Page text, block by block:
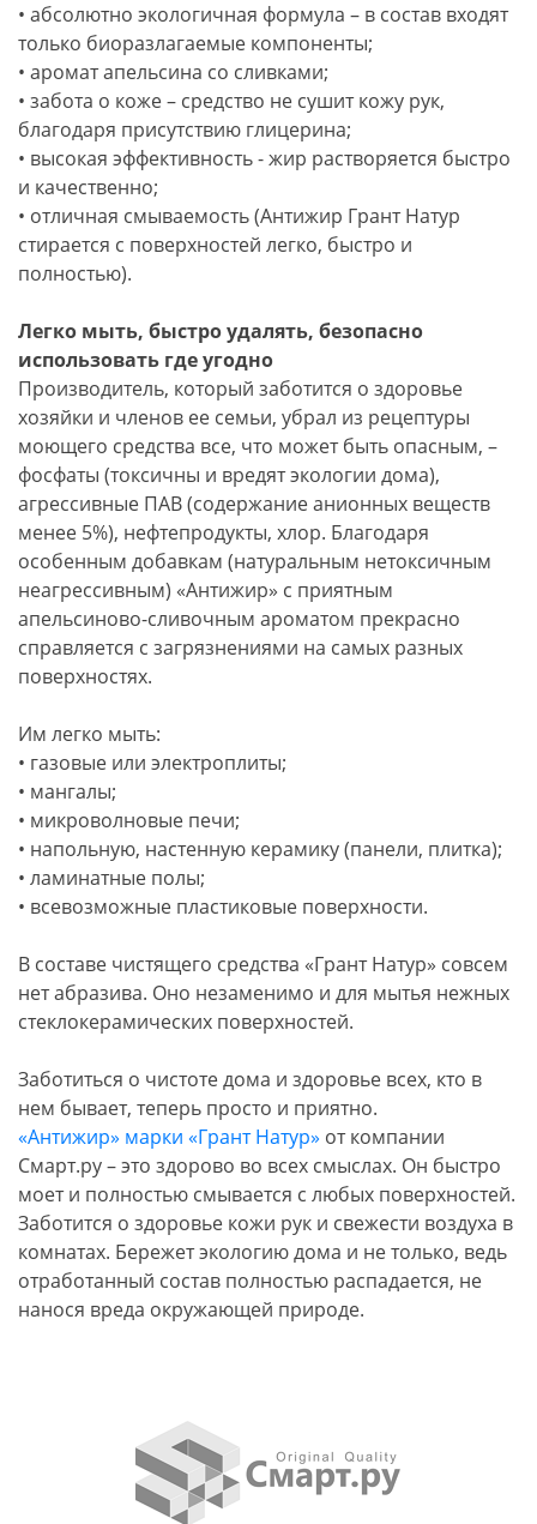
• абсолютно экологичная формула – в состав входят
только биоразлагаемые компоненты;
• аромат апельсина со сливками;
• забота о коже – средство не сушит кожу рук,
благодаря присутствию глицерина;
• высокая эффективность - жир растворяется быстро
и качественно;
• отличная смываемость (Антижир Грант Натур
стирается с поверхностей легко, быстро и
полностью).
Легко мыть, быстро удалять, безопасно
использовать где угодно
Производитель, который заботится о здоровье
хозяйки и членов ее семьи, убрал из рецептуры
моющего средства все, что может быть опасным, –
фосфаты (токсичны и вредят экологии дома),
агрессивные ПАВ (содержание анионных веществ
менее 5%), нефтепродукты, хлор. Благодаря
особенным добавкам (натуральным нетоксичным
неагрессивным) «Антижир» с приятным
апельсиново-сливочным ароматом прекрасно
справляется с загрязнениями на самых разных
поверхностях.
Им легко мыть:
• газовые или электроплиты;
• мангалы;
• микроволновые печи;
• напольную, настенную керамику (панели, плитка);
• ламинатные полы;
• всевозможные пластиковые поверхности.
В составе чистящего средства «Грант Натур» совсем
нет абразива. Оно незаменимо и для мытья нежных
стеклокерамических поверхностей.
Заботиться о чистоте дома и здоровье всех, кто в
нем бывает, теперь просто и приятно.
«Антижир» марки «Грант Натур» от компании
Смарт.ру – это здорово во всех смыслах. Он быстро
моет и полностью смывается с любых поверхностей.
Заботится о здоровье кожи рук и свежести воздуха в
комнатах. Бережет экологию дома и не только, ведь
отработанный состав полностью распадается, не
нанося вреда окружающей природе.